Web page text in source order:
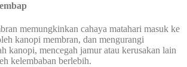
memungkinkan cahaya matahari masuk ke
kanopi membran, dan mengurangi
kanopi, mencegah jamur atau kerusakan lain
kelembaban berlebih.